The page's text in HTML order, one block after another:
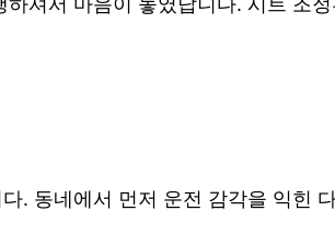
. 동네에서 먼저 운전 감각을 익힌